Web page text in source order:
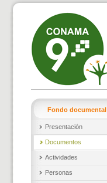
Fondo documental
Presentación
Documentos
Actividades
Personas